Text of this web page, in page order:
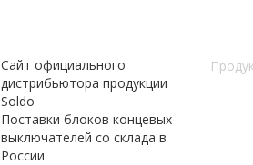
Сайт официального
дистрибьютора продукции
Soldo
Поставки блоков концевых
выключателей со склада в
России